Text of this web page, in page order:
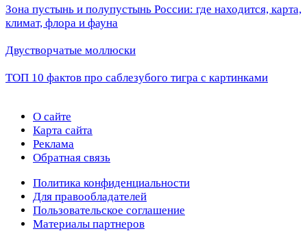
Зона пустынь и полупустынь России: где находится, карта,
климат, флора и фауна
Двустворчатые моллюски
ТОП 10 фактов про саблезубого тигра с картинками
О сайте
Карта сайта
Реклама
Обратная связь
Политика конфиденциальности
Для правообладателей
Пользовательское соглашение
Материалы партнеров